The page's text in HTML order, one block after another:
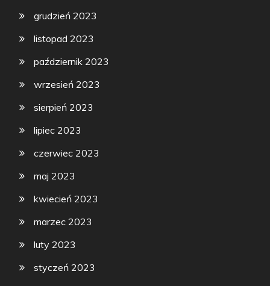
grudzień 2023
listopad 2023
październik 2023
wrzesień 2023
sierpień 2023
lipiec 2023
czerwiec 2023
maj 2023
kwiecień 2023
marzec 2023
luty 2023
styczeń 2023